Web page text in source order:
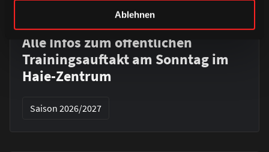
Ablehnen
DONNERSTAG, 06. AUGUST 2026
Alle Infos zum öffentlichen
Trainingsauftakt am Sonntag im
Haie-Zentrum
Saison 2026/2027